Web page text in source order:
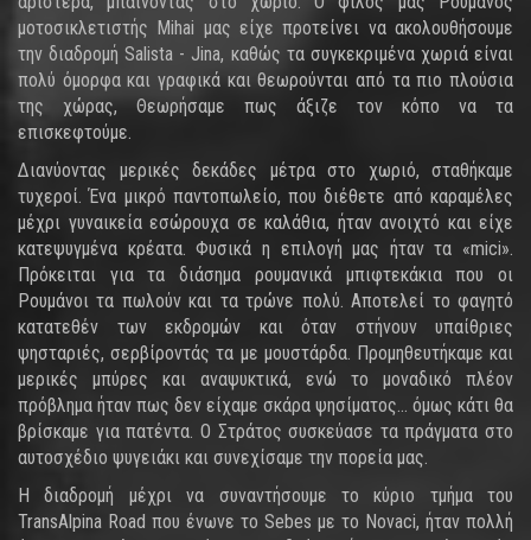
μοτοσικλετιστής Mihai μας είχε προτείνει να ακολουθήσουμε
την διαδρομή Salista - Jina, καθώς τα συγκεκριμένα χωριά είναι
πολύ όμορφα και γραφικά και θεωρούνται από τα πιο πλούσια
της χώρας, Θεωρήσαμε πως άξιζε τον κόπο να τα
επισκεφτούμε.
Διανύοντας μερικές δεκάδες μέτρα στο χωριό, σταθήκαμε
τυχεροί. Ένα μικρό παντοπωλείο, που διέθετε από καραμέλες
μέχρι γυναικεία εσώρουχα σε καλάθια, ήταν ανοιχτό και είχε
κατεψυγμένα κρέατα. Φυσικά η επιλογή μας ήταν τα «mici».
Πρόκειται για τα διάσημα ρουμανικά μπιφτεκάκια που οι
Ρουμάνοι τα πωλούν και τα τρώνε πολύ. Αποτελεί το φαγητό
κατατεθέν των εκδρομών και όταν στήνουν υπαίθριες
ψησταριές, σερβίροντάς τα με μουστάρδα. Προμηθευτήκαμε και
μερικές μπύρες και αναψυκτικά, ενώ το μοναδικό πλέον
πρόβλημα ήταν πως δεν είχαμε σκάρα ψησίματος... όμως κάτι θα
βρίσκαμε για πατέντα. Ο Στράτος συσκεύασε τα πράγματα στο
αυτοσχέδιο ψυγειάκι και συνεχίσαμε την πορεία μας.
Η διαδρομή μέχρι να συναντήσουμε το κύριο τμήμα του
TransAlpina Road που ένωνε το Sebes με το Novaci, ήταν πολλή